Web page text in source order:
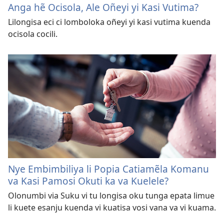
Anga hẽ Ocisola, Ale Oñeyi yi Kasi Vutima?
Lilongisa eci ci lomboloka oñeyi yi kasi vutima kuenda
ocisola cocili.
Nye Embimbiliya li Popia Catiamẽla Komanu
va Kasi Pamosi Okuti ka va Kuelele?
Olonumbi via Suku vi tu longisa oku tunga epata limue
li kuete esanju kuenda vi kuatisa vosi vana va vi kuama.